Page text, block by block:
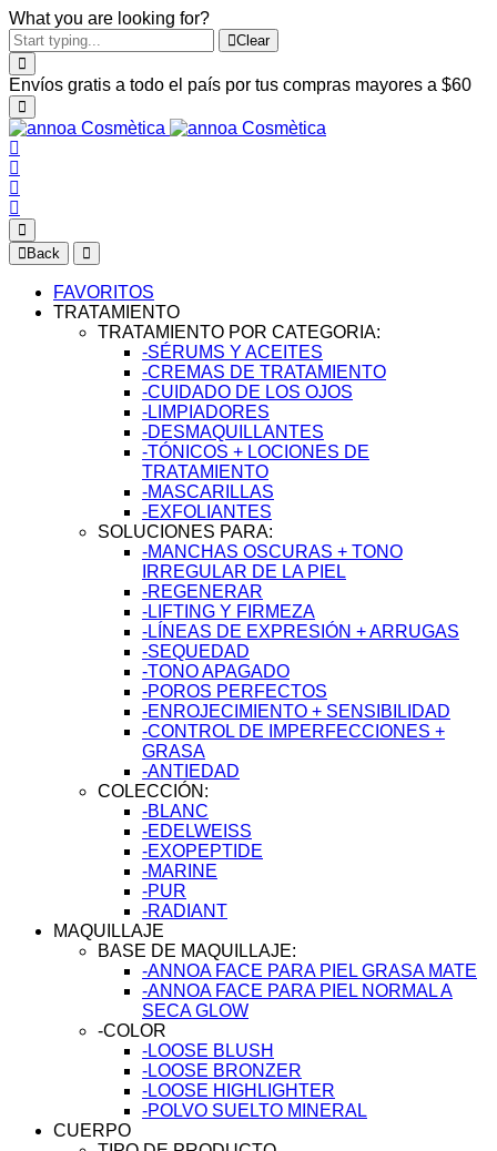
What you are looking for?
Clear
Envíos gratis a todo el país por tus compras mayores a $60
Back
FAVORITOS
TRATAMIENTO
TRATAMIENTO POR CATEGORIA:
-SÉRUMS Y ACEITES
-CREMAS DE TRATAMIENTO
-CUIDADO DE LOS OJOS
-LIMPIADORES
-DESMAQUILLANTES
-TÓNICOS + LOCIONES DE
TRATAMIENTO
-MASCARILLAS
-EXFOLIANTES
SOLUCIONES PARA:
-MANCHAS OSCURAS + TONO
IRREGULAR DE LA PIEL
-REGENERAR
-LIFTING Y FIRMEZA
-LÍNEAS DE EXPRESIÓN + ARRUGAS
-SEQUEDAD
-TONO APAGADO
-POROS PERFECTOS
-ENROJECIMIENTO + SENSIBILIDAD
-CONTROL DE IMPERFECCIONES +
GRASA
-ANTIEDAD
COLECCIÓN:
-BLANC
-EDELWEISS
-EXOPEPTIDE
-MARINE
-PUR
-RADIANT
MAQUILLAJE
BASE DE MAQUILLAJE:
-ANNOA FACE PARA PIEL GRASA MATE
-ANNOA FACE PARA PIEL NORMAL A
SECA GLOW
-COLOR
-LOOSE BLUSH
-LOOSE BRONZER
-LOOSE HIGHLIGHTER
-POLVO SUELTO MINERAL
CUERPO